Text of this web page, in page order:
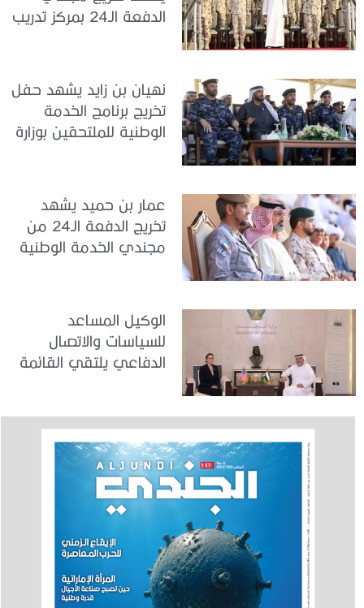
الدفعة الـ24 بمركز تدريب
نهيان بن زايد يشهد حفل
تخريج برنامج الخدمة
الوطنية للملتحقين بوزارة
عمار بن حميد يشهد
تخريج الدفعة الـ24 من
مجندي الخدمة الوطنية
الوكيل المساعد
للسياسات والاتصال
الدفاعي يلتقي القائمة